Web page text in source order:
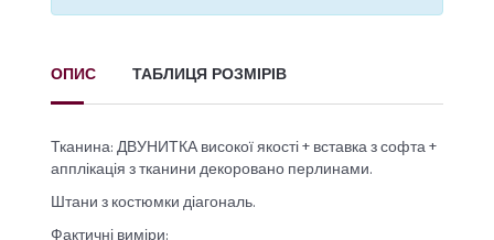
ОПИС ТАБЛИЦЯ РОЗМІРІВ
Тканина: ДВУНИТКА високої якості + вставка з софта +
апплікація з тканини декоровано перлинами.
Штани з костюмки діагональ.